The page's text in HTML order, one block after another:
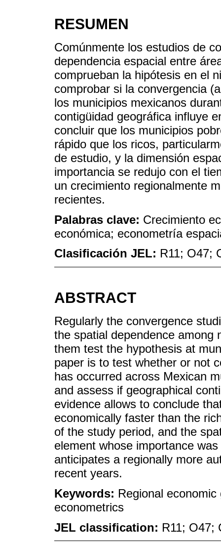
RESUMEN
Comúnmente los estudios de
dependencia espacial entre
comprueban la hipótesis en el
comprobar si la convergencia
los municipios mexicanos
contigüidad geográfica influye
concluir que los municipios
rápido que los ricos,
de estudio, y la dimensión
importancia se redujo con el
un crecimiento regionalmente
recientes.
Palabras clave: Crecimiento
económica; econometría
Clasificación JEL: R11; O47;
ABSTRACT
Regularly the convergence
the spatial dependence among
them test the hypothesis at
paper is to test whether or not
has occurred across Mexican
and assess if geographical
evidence allows to conclude
economically faster than the
of the study period, and the
element whose importance
anticipates a regionally more
recent years.
Keywords: Regional
econometrics
JEL classification: R11; O47;